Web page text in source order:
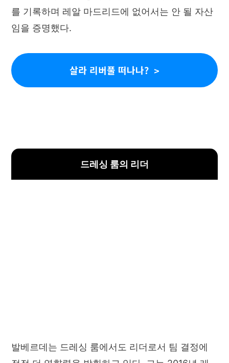
를 기록하며 레알 마드리드에 없어서는 안 될 자산
임을 증명했다.
살라 리버풀 떠나나?
드레싱 룸의 리더
발베르데는 드레싱 룸에서도 리더로서 팀 결정에